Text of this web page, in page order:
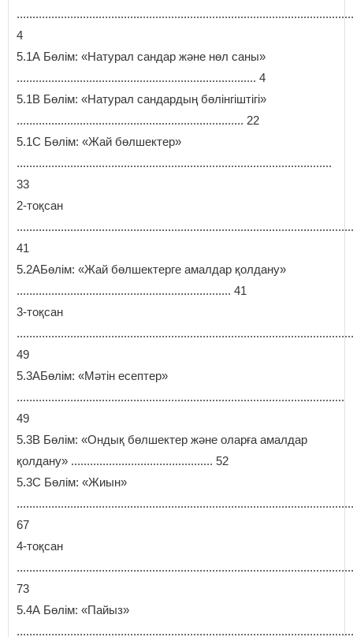
4
5.1А Бөлім: «Натурал сандар және нөл саны»
............................................................................ 4
5.1В Бөлім: «Натурал сандардың бөлінгіштігі»
........................................................................ 22
5.1C Бөлім: «Жай бөлшектер»
....................................................................................................
33
2-тоқсан
41
5.2АБөлім: «Жай бөлшектерге амалдар қолдану»
.................................................................... 41
3-тоқсан
49
5.3АБөлім: «Мәтін есептер»
........................................................................................................
49
5.3В Бөлім: «Ондық бөлшектер және оларға амалдар
қолдану» ............................................. 52
5.3C Бөлім: «Жиын»
67
4-тоқсан
73
5.4А Бөлім: «Пайыз»